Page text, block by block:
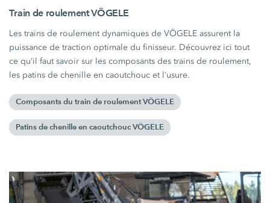
Train de roulement VÖGELE
Les trains de roulement dynamiques de VÖGELE assurent la
puissance de traction optimale du finisseur. Découvrez ici tout
ce qu’il faut savoir sur les composants des trains de roulement,
les patins de chenille en caoutchouc et l’usure.
Composants du train de roulement VÖGELE
Patins de chenille en caoutchouc VÖGELE